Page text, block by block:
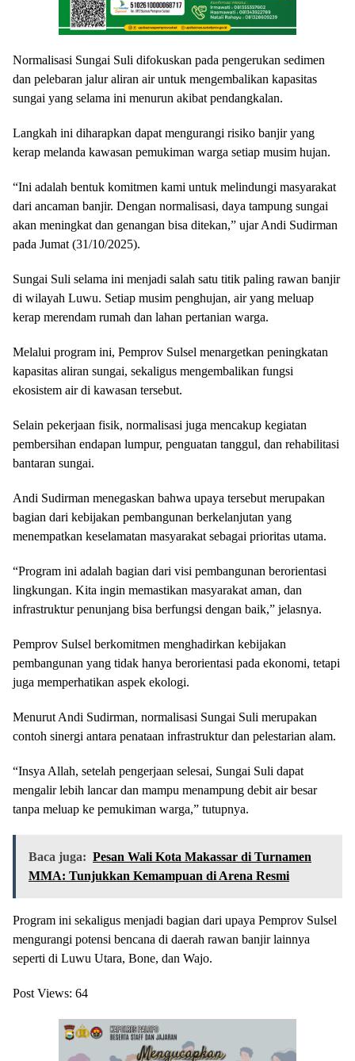
Normalisasi Sungai Suli difokuskan pada pengerukan sedimen
dan pelebaran jalur aliran air untuk mengembalikan kapasitas
sungai yang selama ini menurun akibat pendangkalan.
Langkah ini diharapkan dapat mengurangi risiko banjir yang
kerap melanda kawasan pemukiman warga setiap musim hujan.
“Ini adalah bentuk komitmen kami untuk melindungi masyarakat
dari ancaman banjir. Dengan normalisasi, daya tampung sungai
akan meningkat dan genangan bisa ditekan,” ujar Andi Sudirman
pada Jumat (31/10/2025).
Sungai Suli selama ini menjadi salah satu titik paling rawan banjir
di wilayah Luwu. Setiap musim penghujan, air yang meluap
kerap merendam rumah dan lahan pertanian warga.
Melalui program ini, Pemprov Sulsel menargetkan peningkatan
kapasitas aliran sungai, sekaligus mengembalikan fungsi
ekosistem air di kawasan tersebut.
Selain pekerjaan fisik, normalisasi juga mencakup kegiatan
pembersihan endapan lumpur, penguatan tanggul, dan rehabilitasi
bantaran sungai.
Andi Sudirman menegaskan bahwa upaya tersebut merupakan
bagian dari kebijakan pembangunan berkelanjutan yang
menempatkan keselamatan masyarakat sebagai prioritas utama.
“Program ini adalah bagian dari visi pembangunan berorientasi
lingkungan. Kita ingin memastikan masyarakat aman, dan
infrastruktur penunjang bisa berfungsi dengan baik,” jelasnya.
Pemprov Sulsel berkomitmen menghadirkan kebijakan
pembangunan yang tidak hanya berorientasi pada ekonomi, tetapi
juga memperhatikan aspek ekologi.
Menurut Andi Sudirman, normalisasi Sungai Suli merupakan
contoh sinergi antara penataan infrastruktur dan pelestarian alam.
“Insya Allah, setelah pengerjaan selesai, Sungai Suli dapat
mengalir lebih lancar dan mampu menampung debit air besar
tanpa meluap ke pemukiman warga,” tutupnya.
Baca juga: Pesan Wali Kota Makassar di Turnamen
MMA: Tunjukkan Kemampuan di Arena Resmi
Program ini sekaligus menjadi bagian dari upaya Pemprov Sulsel
mengurangi potensi bencana di daerah rawan banjir lainnya
seperti di Luwu Utara, Bone, dan Wajo.
Post Views: 64